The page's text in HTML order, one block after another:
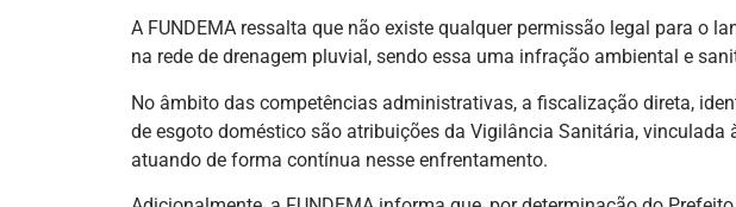
A FUNDEMA ressalta que não existe qualquer permissão legal para o
na rede de drenagem pluvial, sendo essa uma infração ambiental e
No âmbito das competências administrativas, a fiscalização direta,
de esgoto doméstico são atribuições da Vigilância Sanitária, vinculada
atuando de forma contínua nesse enfrentamento.